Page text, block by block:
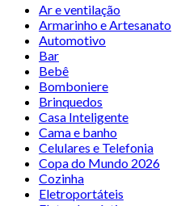
Ar e ventilação
Armarinho e Artesanato
Automotivo
Bar
Bebê
Bomboniere
Brinquedos
Casa Inteligente
Cama e banho
Celulares e Telefonia
Copa do Mundo 2026
Cozinha
Eletroportáteis